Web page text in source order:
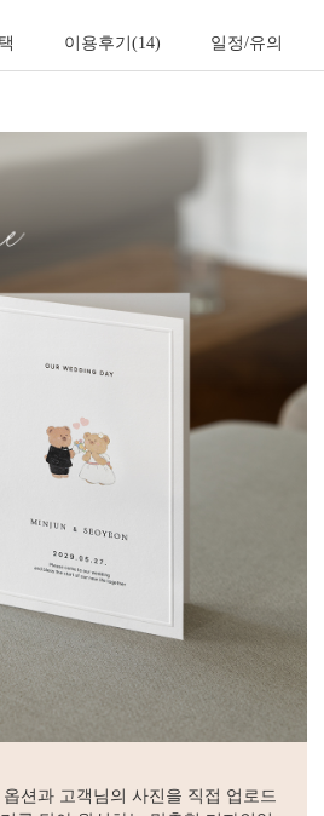
이용후기(14) 일정/유의
션과 고객님의 사진을 직접 업로드